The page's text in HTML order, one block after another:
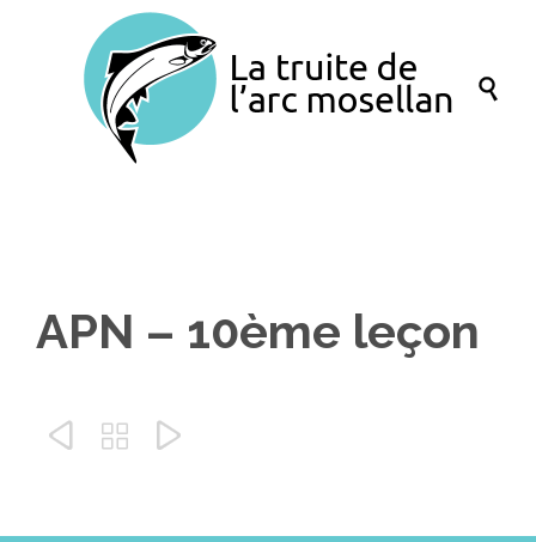

APN – 10ème leçon
  